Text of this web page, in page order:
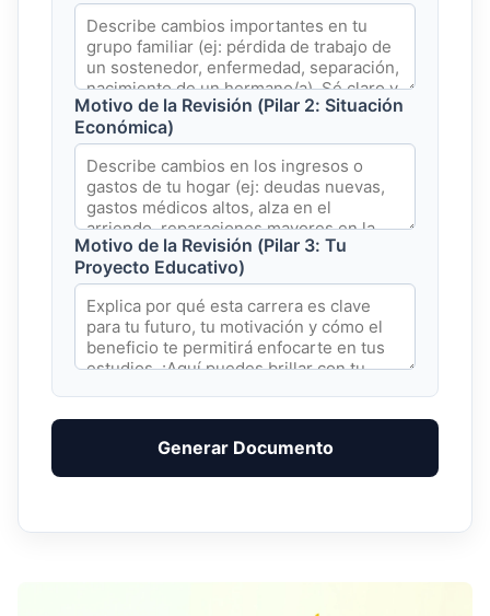
Motivo de la Revisión (Pilar 2: Situación
Económica)
Motivo de la Revisión (Pilar 3: Tu
Proyecto Educativo)
Generar Documento